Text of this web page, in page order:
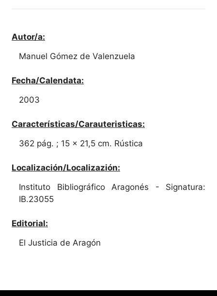
Autor/a:
Manuel Gómez de Valenzuela
Fecha/Calendata:
2003
Características/Carauteristicas:
362 pág. ; 15 x 21,5 cm. Rústica
Localización/Localizazión:
Instituto Bibliográfico Aragonés - Signatura:
IB.23055
Editorial:
El Justicia de Aragón